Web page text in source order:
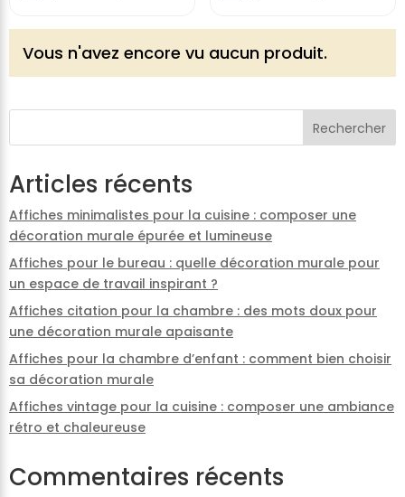
Vous n'avez encore vu aucun produit.
Rechercher
Articles récents
Affiches minimalistes pour la cuisine : composer une
décoration murale épurée et lumineuse
Affiches pour le bureau : quelle décoration murale pour
un espace de travail inspirant ?
Affiches citation pour la chambre : des mots doux pour
une décoration murale apaisante
Affiches pour la chambre d’enfant : comment bien choisir
sa décoration murale
Affiches vintage pour la cuisine : composer une ambiance
rétro et chaleureuse
Commentaires récents